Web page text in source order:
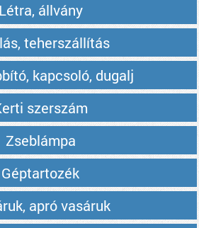
Létra, állvány
teherszállítás
kapcsoló, dugalj
szerszám
Zseblámpa
Géptartozék
apró vasáruk